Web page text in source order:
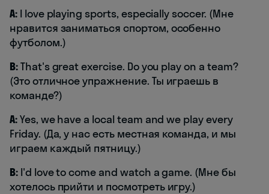
A:I love playing sports, especially soccer. (Мне
нравится заниматься спортом, особенно
футболом.)
B:That's great exercise. Do you play on a team?
(Это отличное упражнение. Ты играешь в
команде?)
A:Yes, we have a local team and we play every
Friday. (Да, у нас есть местная команда, и мы
играем каждый пятницу.)
B:I'd love to come and watch a game. (Мне бы
хотелось прийти и посмотреть игру.)